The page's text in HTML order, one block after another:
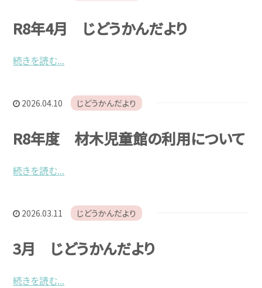
R8年4月 じどうかんだより
続きを読む...
2026.04.10 じどうかんだより
R8年度 材木児童館の利用について
続きを読む...
2026.03.11 じどうかんだより
3月 じどうかんだより
続きを読む...